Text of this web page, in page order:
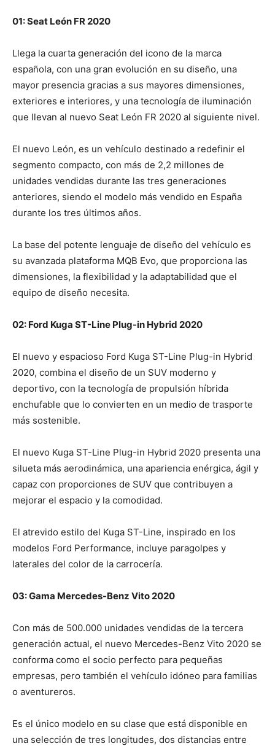
01: Seat León FR 2020
Llega la cuarta generación del icono de la marca
española, con una gran evolución en su diseño, una
mayor presencia gracias a sus mayores dimensiones,
exteriores e interiores, y una tecnología de iluminación
que llevan al nuevo Seat León FR 2020 al siguiente nivel.
El nuevo León, es un vehículo destinado a redefinir el
segmento compacto, con más de 2,2 millones de
unidades vendidas durante las tres generaciones
anteriores, siendo el modelo más vendido en España
durante los tres últimos años.
La base del potente lenguaje de diseño del vehículo es
su avanzada plataforma MQB Evo, que proporciona las
dimensiones, la flexibilidad y la adaptabilidad que el
equipo de diseño necesita.
02: Ford Kuga ST-Line Plug-in Hybrid 2020
El nuevo y espacioso Ford Kuga ST-Line Plug-in Hybrid
2020, combina el diseño de un SUV moderno y
deportivo, con la tecnología de propulsión híbrida
enchufable que lo convierten en un medio de trasporte
más sostenible.
El nuevo Kuga ST-Line Plug-in Hybrid 2020 presenta una
silueta más aerodinámica, una apariencia enérgica, ágil y
capaz con proporciones de SUV que contribuyen a
mejorar el espacio y la comodidad.
El atrevido estilo del Kuga ST-Line, inspirado en los
modelos Ford Performance, incluye paragolpes y
laterales del color de la carrocería.
03: Gama Mercedes-Benz Vito 2020
Con más de 500.000 unidades vendidas de la tercera
generación actual, el nuevo Mercedes-Benz Vito 2020 se
conforma como el socio perfecto para pequeñas
empresas, pero también el vehículo idóneo para familias
o aventureros.
Es el único modelo en su clase que está disponible en
una selección de tres longitudes, dos distancias entre